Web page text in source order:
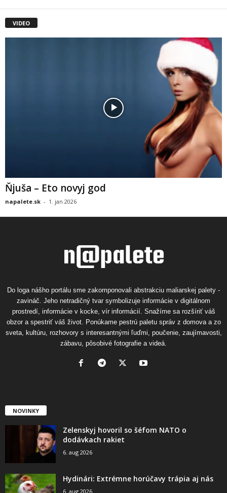
VIDEO
Ňjuša – Eto novyj god
napalete.sk - 1. jan 2026
Do loga nášho portálu sme zakomponovali abstrakciu maliarskej palety -
zavináč. Jeho netradičný tvar symbolizuje informácie v digitálnom
prostredí, informácie v kocke, vír informácií. Snažíme sa rozšíriť váš
obzor a spestriť váš život. Ponúkame pestrú paletu správ z domova a zo
sveta, kultúru, rozhovory s interesantnými ľuďmi, poučenie, zaujímavosti,
zábavu, pôsobivé fotografie a videá.
NOVINKY
Zelenskyj hovoril so šéfom NATO o
dodávkach rakiet
6. aug 2026
Hydinári: Extrémne horúčavy trápia aj nás
6. aug 2026